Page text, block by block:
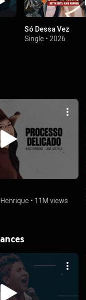
Só Dessa Vez
Single • 2026
• 11M views